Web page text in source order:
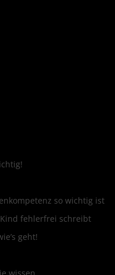
so wichtig ist
fehlerfrei schreibt
geht!